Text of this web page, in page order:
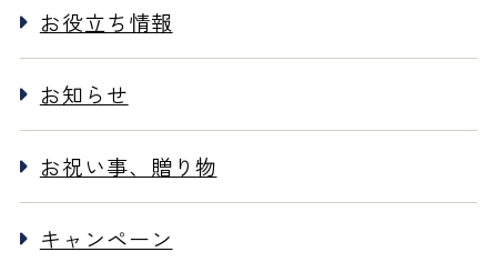
お役立ち情報
お知らせ
お祝い事、贈り物
キャンペーン